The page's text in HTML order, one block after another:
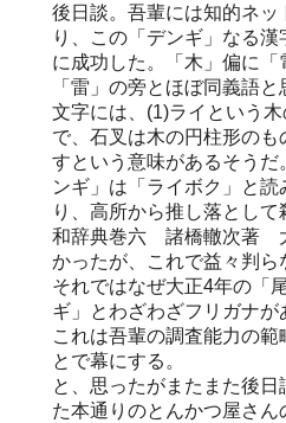
後日談。吾輩には知的ネッ
り、この「デンギ」なる
に成功した。「木」偏に「
「雷」の旁とほぼ同義語
文字には、(1)ライという
で、石叉は木の円柱形のも
すという意味があるそう
ンギ」は「ライボク」と読
り、高所から推し落とし
和辞典巻六 諸橋轍次著
かったが、これで益々判ら
それではなぜ大正4年の「
ギ」とわざわざフリガナが
これは吾輩の調査能力の範
とで幕にする。
と、思ったがまたまた後
た本通りのとんかつ屋さ